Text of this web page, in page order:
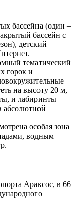
бассейна (один –
бассейн с
детский
тематический
горок и
на высоту 20 м,
и лабиринты
абсолютной
особая зона
водным
Араксос, в 66